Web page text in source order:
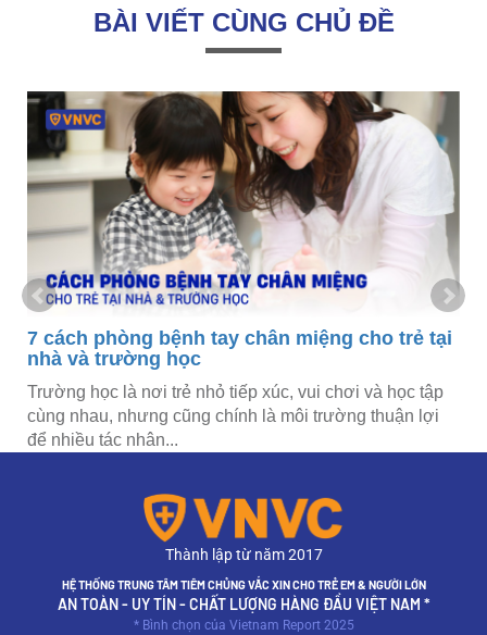
BÀI VIẾT CÙNG CHỦ ĐỀ
7 cách phòng bệnh tay chân miệng cho trẻ tại
nhà và trường học
Trường học là nơi trẻ nhỏ tiếp xúc, vui chơi và học tập
cùng nhau, nhưng cũng chính là môi trường thuận lợi
để nhiều tác nhân...
Thành lập từ năm 2017
HỆ THỐNG TRUNG TÂM TIÊM CHỦNG VẮC XIN CHO TRẺ EM & NGƯỜI LỚN
AN TOÀN - UY TÍN - CHẤT LƯỢNG HÀNG ĐẦU VIỆT NAM *
* Bình chọn của Vietnam Report 2025